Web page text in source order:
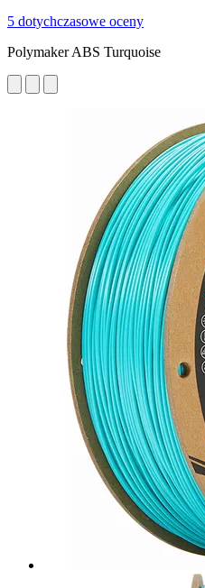
5 dotychczasowe oceny
Polymaker ABS Turquoise